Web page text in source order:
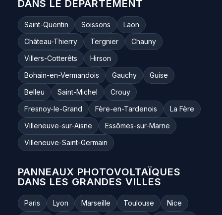
DANS LE DÉPARTEMENT
Saint-Quentin Soissons
Laon
Château-Thierry
Tergnier
Chauny
Villers-Cotterêts
Hirson
Bohain-en-Vermandois
Gauchy
Guise
Belleu
Saint-Michel
Crouy
Fresnoy-le-Grand
Fère-en-Tardenois
La Fère
Villeneuve-sur-Aisne
Essômes-sur-Marne
Villeneuve-Saint-Germain
PANNEAUX PHOTOVOLTAÏQUES
DANS LES GRANDES VILLES
Paris Lyon Marseille Toulouse
Nice